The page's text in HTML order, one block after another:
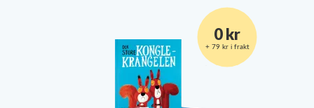
0 kr
+ 79 kr i frakt